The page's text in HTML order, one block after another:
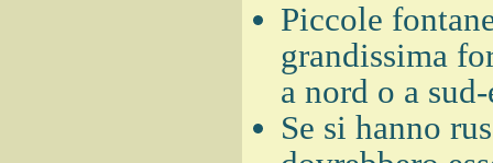
Piccole
grandissima
a nord o a
Se si hanno